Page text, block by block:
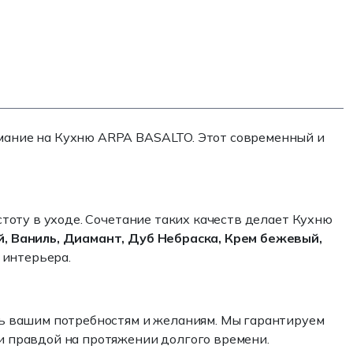
на Кухню ARPA BASALTO. Этот современный и
в уходе. Сочетание таких качеств делает Кухню
Ваниль, Диамант, Дуб Небраска, Крем бежевый,
вашим потребностям и желаниям. Мы гарантируем
правдой на протяжении долгого времени.